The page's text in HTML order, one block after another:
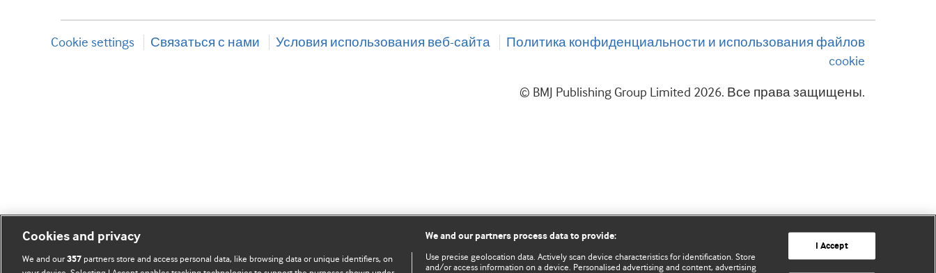
Cookie settings Связаться с нами Условия использования веб-сайта
Политика конфиденциальности и использования файлов
cookie
© BMJ Publishing Group Limited 2026. Все права защищены.
Cookies and privacy
We and our357 partners store and access personal data, like browsing data or unique identifiers, on
We and our partners process data to provide:
Use precise geolocation data. Actively scan device characteristics for identification. Store
and/or access information on a device. Personalised advertising and content, advertising
I Accept